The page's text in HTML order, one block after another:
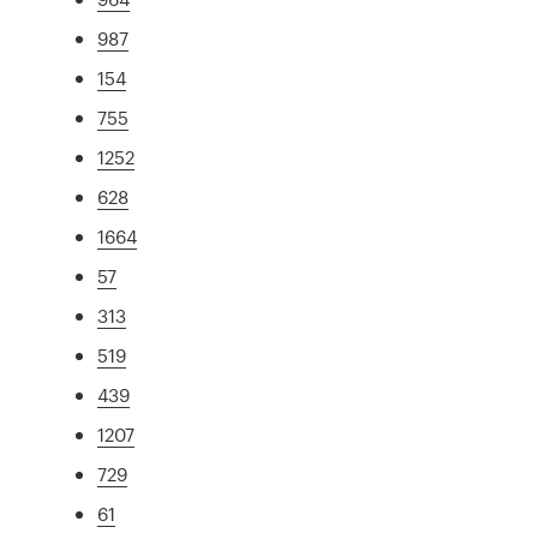
987
154
755
1252
628
1664
57
313
519
439
1207
729
61